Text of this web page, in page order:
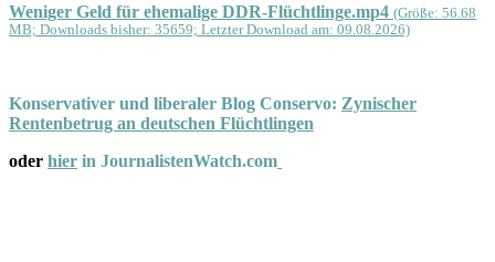
Weniger Geld für ehemalige DDR-Flüchtlinge.mp4 (Größe: 56.68
MB; Downloads bisher: 35659; Letzter Download am: 09.08.2026)
Konservativer und liberaler Blog Conservo: Zynischer
Rentenbetrug an deutschen Flüchtlingen
oder hier in JournalistenWatch.com